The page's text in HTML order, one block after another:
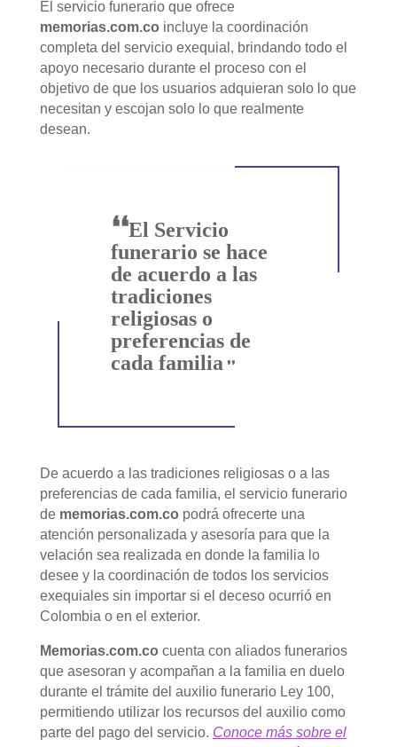
El servicio funerario que ofrece
memorias.com.co incluye la coordinación
completa del servicio exequial, brindando todo el
apoyo necesario durante el proceso con el
objetivo de que los usuarios adquieran solo lo que
necesitan y escojan solo lo que realmente
desean.
❛❛El Servicio
funerario se hace
de acuerdo a las
tradiciones
religiosas o
preferencias de
cada familia❜❜
De acuerdo a las tradiciones religiosas o a las
preferencias de cada familia, el servicio funerario
de memorias.com.co podrá ofrecerte una
atención personalizada y asesoría para que la
velación sea realizada en donde la familia lo
desee y la coordinación de todos los servicios
exequiales sin importar si el deceso ocurrió en
Colombia o en el exterior.
Memorias.com.co cuenta con aliados funerarios
que asesoran y acompañan a la familia en duelo
durante el trámite del auxilio funerario Ley 100,
permitiendo utilizar los recursos del auxilio como
parte del pago del servicio. Conoce más sobre el